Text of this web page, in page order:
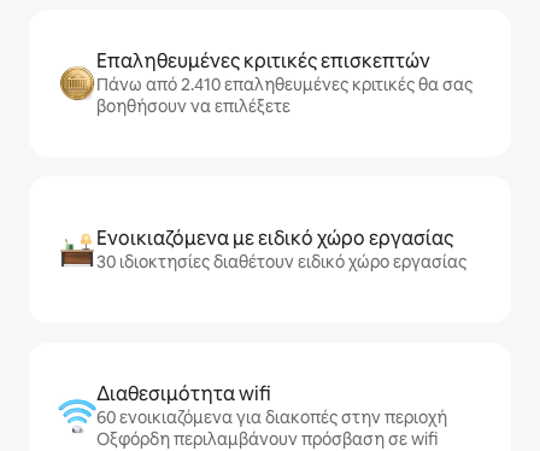
Επαληθευμένες κριτικές επισκεπτών
Πάνω από 2.410 επαληθευμένες κριτικές θα σας
βοηθήσουν να επιλέξετε
Ενοικιαζόμενα με ειδικό χώρο εργασίας
30 ιδιοκτησίες διαθέτουν ειδικό χώρο εργασίας
Διαθεσιμότητα wifi
60 ενοικιαζόμενα για διακοπές στην περιοχή
Οξφόρδη περιλαμβάνουν πρόσβαση σε wifi